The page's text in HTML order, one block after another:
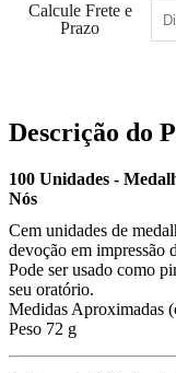
Calcule Frete e
Prazo
Descrição do
100 Unidades -
Nós
Cem unidades de
devoção em impressão
Pode ser usado como
seu oratório.
Medidas Aproximadas
Peso 72 g